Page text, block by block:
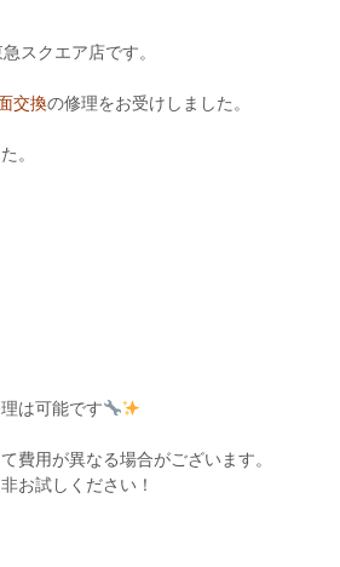
スクエア店です。
交換の修理をお受けしました。
。
は可能です
費用が異なる場合がございます。
お試しください！